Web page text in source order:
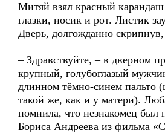
Митяй взял красный
глазки, носик и рот. Листик
Дверь, долгожданно скрипнув,
– Здравствуйте, – в дверном
крупный, голубоглазый
длинном тёмно-синем пальто
такой же, как и у матери).
помнила, что незнакомец был
Бориса Андреева из фильма